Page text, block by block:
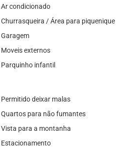
Ar condicionado
Churrasqueira / Área para piquenique
Garagem
Moveis externos
Parquinho infantil
Permitido deixar malas
Quartos para não fumantes
Vista para a montanha
Estacionamento